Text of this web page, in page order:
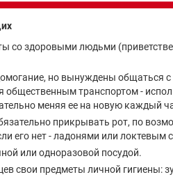
со здоровыми людьми
но вынуждены общаться с
общественным транспортом -
меняя ее на новую каждый
прикрывать рот, по
его нет - ладонями или локтевым
или одноразовой посудой.
свои предметы личной гигиены: